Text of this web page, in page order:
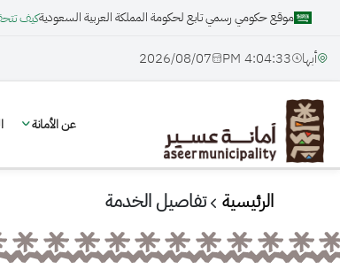
موقع حكومي رسمي تابع لحكومة المملكة العربية السعوديةكيف
أبها 4:04:33 PM
07‏/08‏/2026
عن الأمانة
الرئيسية تفاصيل الخدمة